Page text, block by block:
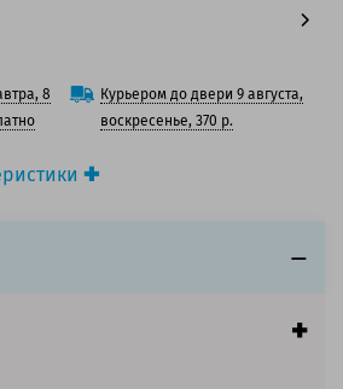
струйный
8
Курьером до двери 9 августа,
воскресенье, 370 р.